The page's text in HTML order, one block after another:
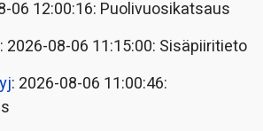
06 12:00:16: Puolivuosikatsaus
: 2026-08-06 11:15:00: Sisäpiiritieto
: 2026-08-06 11:00:46: